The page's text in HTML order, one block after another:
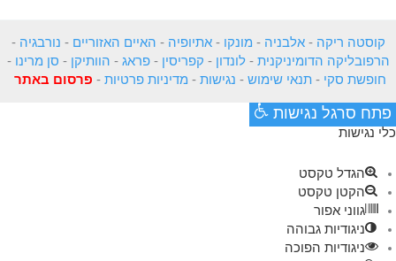
קוסטה ריקה -אלבניה - מונקו -אתיופיה - האיים האזוריים - נורבגיה -
הרפובליקה הדומיניקנית -לונדון - קפריסין -פראג - הוותיקן - סן מרינו -
חופשת סקי -תנאי שימוש - נגישות - מדיניות פרטיות - פרסום באתר
פתח סרגל נגישות
כלי נגישות
הגדל טקסט
הקטן טקסט
גווני אפור
ניגודיות גבוהה
ניגודיות הפוכה